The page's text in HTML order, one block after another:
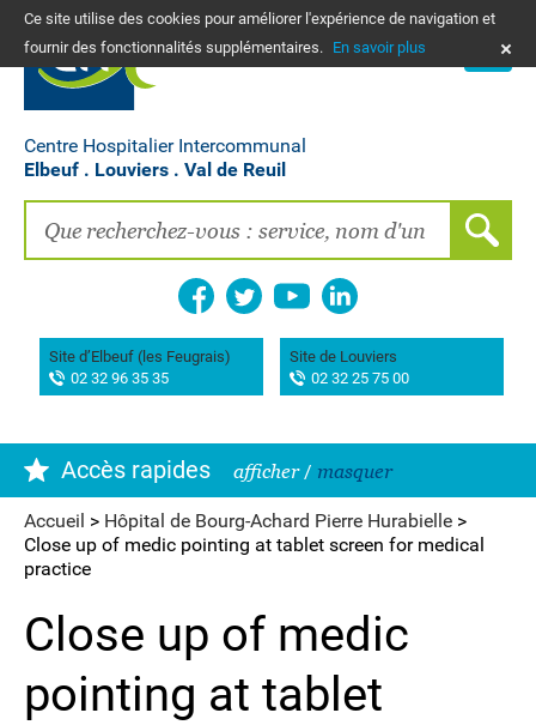
Ce site utilise des cookies pour améliorer l'expérience de navigation et
fournir des fonctionnalités supplémentaires. En savoir plus
Centre Hospitalier Intercommunal
Elbeuf . Louviers . Val de Reuil
Site d’Elbeuf (les Feugrais)
02 32 96 35 35
Site de Louviers
02 32 25 75 00
PLANS
PATIENTS, PROCHES, PROFESSIONNELS
EMPLOIS
Accès rapides afficher/ masquer
Vos frais de santé & paiement en ligne
Recherche clinique
La Maison des femmes
Association AIMES
Hôpital de Bourg-Achard Pierre Hurabielle
Accueil > Hôpital de Bourg-Achard Pierre Hurabielle >
Close up of medic pointing at tablet screen for medical
practice
Close up of medic
pointing at tablet